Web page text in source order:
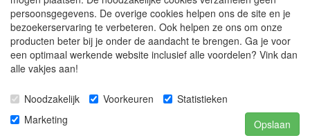
Achternaam
E-mail
persoonsgegevens. De overige cookies helpen ons de site en je
bezoekerservaring te verbeteren. Ook helpen ze ons om onze
producten beter bij je onder de aandacht te brengen. Ga je voor
een optimaal werkende website inclusief alle voordelen? Vink dan
alle vakjes aan!
Noodzakelijk Voorkeuren
Statistieken
Marketing
Opslaan